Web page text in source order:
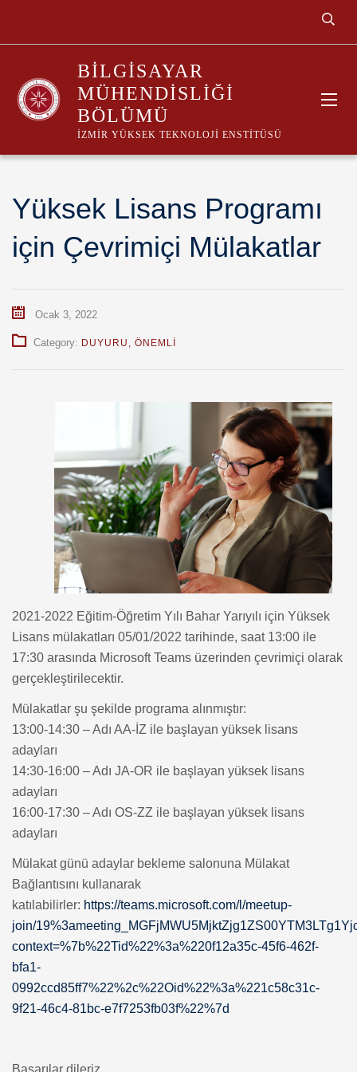
BILGISAYAR
MÜHENDISLIĞI
BÖLÜMÜ
İZMIR YÜKSEK TEKNOLOJI ENSTITÜSÜ
Yüksek Lisans Programı
için Çevrimiçi Mülakatlar
Ocak 3, 2022
Category: DUYURU , ÖNEMLİ
2021-2022 Eğitim-Öğretim Yılı Bahar Yarıyılı için Yüksek
Lisans mülakatları 05/01/2022 tarihinde, saat 13:00 ile
17:30 arasında Microsoft Teams üzerinden çevrimiçi olarak
gerçekleştirilecektir.
Mülakatlar şu şekilde programa alınmıştır:
13:00-14:30 – Adı AA-İZ ile başlayan yüksek lisans
adayları
14:30-16:00 – Adı JA-OR ile başlayan yüksek lisans
adayları
16:00-17:30 – Adı OS-ZZ ile başlayan yüksek lisans
adayları
Mülakat günü adaylar bekleme salonuna Mülakat
Bağlantısını kullanarak
katılabilirler: https://teams.microsoft.com/l/meetup-
join/
context=%7b%22Tid%22%3a%220f12a35c-45f6-462f-
bfa1-
0992ccd85ff7%22%2c%22Oid%22%3a%221c58c31c-
9f21-46c4-81bc-e7f7253fb03f%22%7d
Başarılar dileriz.